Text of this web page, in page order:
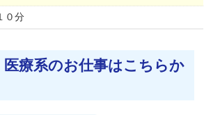
０分
医療系のお仕事はこちらか